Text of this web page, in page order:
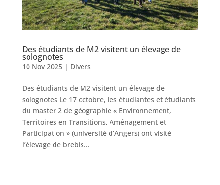
Des étudiants de M2 visitent un élevage de
solognotes
10 Nov 2025| Divers
Des étudiants de M2 visitent un élevage de
solognotes Le 17 octobre, les étudiantes et étudiants
du master 2 de géographie « Environnement,
Territoires en Transitions, Aménagement et
Participation » (université d’Angers) ont visité
l’élevage de brebis...